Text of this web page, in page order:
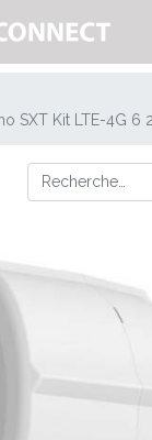
SXT Kit LTE-4G 6